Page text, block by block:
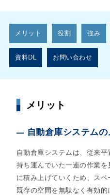
メリット 役割 強み
資料DL お問い合わせ
メリット
自動倉庫システムの
自動倉庫システムは、従来
持ち運んでいた一連の作業
に積み上げていくため、スペ
既存の空間を無駄なく有効的